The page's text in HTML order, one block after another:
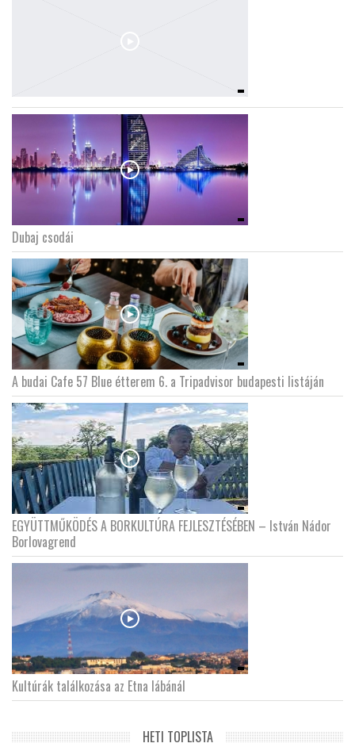
Dubaj csodái
A budai Cafe 57 Blue étterem 6. a Tripadvisor budapesti listáján
EGYÜTTMŰKÖDÉS A BORKULTÚRA FEJLESZTÉSÉBEN – István Nádor
Borlovagrend
Kultúrák találkozása az Etna lábánál
HETI TOPLISTA